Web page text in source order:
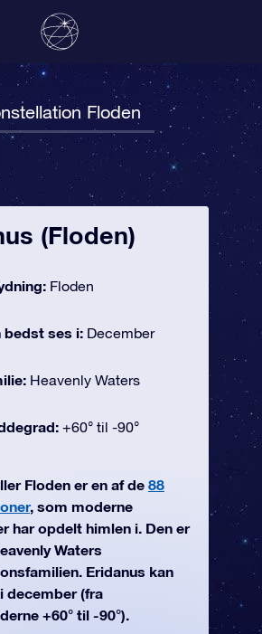
Floden
(Floden)
Floden
bedst ses i: December
Heavenly Waters
+60° til -90°
Floden er en af de 88
, som moderne
har opdelt himlen i. Den er
Waters
Eridanus kan
december (fra
+60° til -90°).